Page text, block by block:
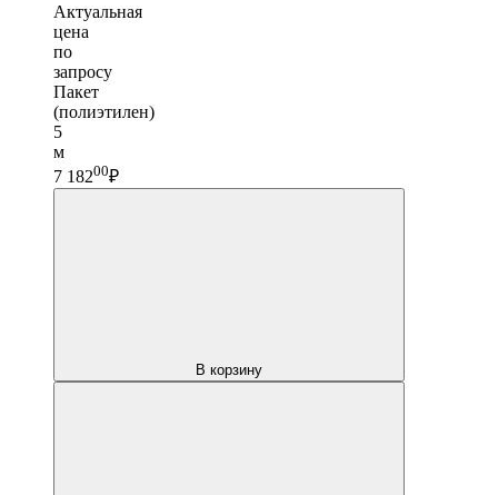
Актуальная
цена
по
запросу
Пакет
(полиэтилен)
5
м
7 18200₽
В корзину